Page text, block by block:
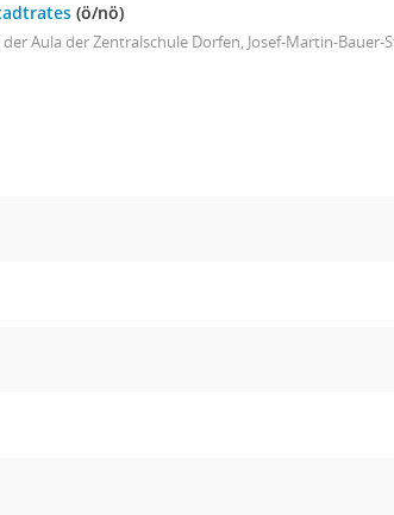
(ö/nö)
der Aula der Zentralschule Dorfen, Josef-Martin-Bauer-